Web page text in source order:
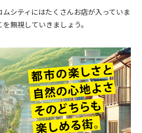
シティにはたくさんお店が入っていま
無視していきましょう。